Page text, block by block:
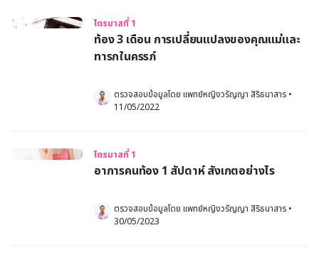
ไตรมาสที่ 1
ท้อง 3 เดือน การเปลี่ยนแปลงของคุณแม่และ
ทารกในครรภ์
ตรวจสอบข้อมูลโดย แพทย์หญิงวรัญญา สิริธนาสาร •
11/05/2022
ไตรมาสที่ 1
อาการคนท้อง 1 สัปดาห์ สังเกตอย่างไร
ตรวจสอบข้อมูลโดย แพทย์หญิงวรัญญา สิริธนาสาร •
30/05/2023